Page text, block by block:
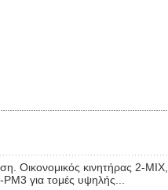
Οικονομικός κινητήρας 2-MIX,
για τομές υψηλής...